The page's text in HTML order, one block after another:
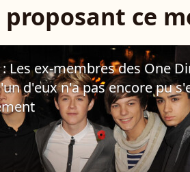
ce
: Les ex-membres des One
d'eux n'a pas encore pu